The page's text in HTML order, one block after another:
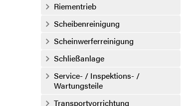
Riementrieb
Scheibenreinigung
Scheinwerferreinigung
Schließanlage
Service- / Inspektions- /
Wartungsteile
Transportvorrichtung